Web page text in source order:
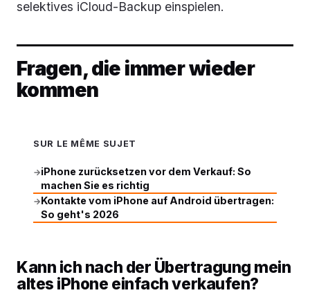
selektives iCloud-Backup einspielen.
Fragen, die immer wieder
kommen
SUR LE MÊME SUJET
→iPhone zurücksetzen vor dem Verkauf: So
machen Sie es richtig
→Kontakte vom iPhone auf Android übertragen:
So geht's 2026
Kann ich nach der Übertragung mein
altes iPhone einfach verkaufen?